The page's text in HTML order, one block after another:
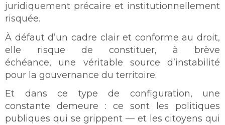
juridiquement précaire et institutionnellement
risquée.
À défaut d’un cadre clair et conforme au droit,
elle risque de constituer, à brève
échéance, une véritable source d’instabilité
pour la gouvernance du territoire.
Et dans ce type de configuration, une
constante demeure : ce sont les politiques
publiques qui se grippent — et les citoyens qui